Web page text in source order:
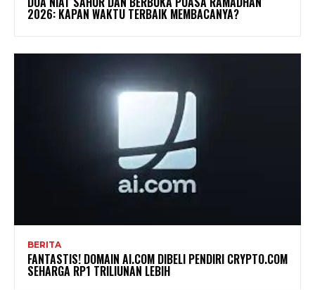
2026: KAPAN WAKTU TERBAIK MEMBACANYA?
BERITA
FANTASTIS! DOMAIN AI.COM DIBELI PENDIRI CRYPTO.COM
SEHARGA RP1 TRILIUNAN LEBIH